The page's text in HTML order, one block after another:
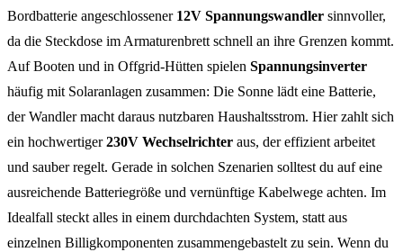
Bordbatterie angeschlossener 12V Spannungswandler sinnvoller,
da die Steckdose im Armaturenbrett schnell an ihre Grenzen kommt.
Auf Booten und in Offgrid-Hütten spielen Spannungsinverter
häufig mit Solaranlagen zusammen: Die Sonne lädt eine Batterie,
der Wandler macht daraus nutzbaren Haushaltsstrom. Hier zahlt sich
ein hochwertiger230V Wechselrichter aus, der effizient arbeitet
und sauber regelt. Gerade in solchen Szenarien solltest du auf eine
ausreichende Batteriegröße und vernünftige Kabelwege achten. Im
Idealfall steckt alles in einem durchdachten System, statt aus
einzelnen Billigkomponenten zusammengebastelt zu sein. Wenn du